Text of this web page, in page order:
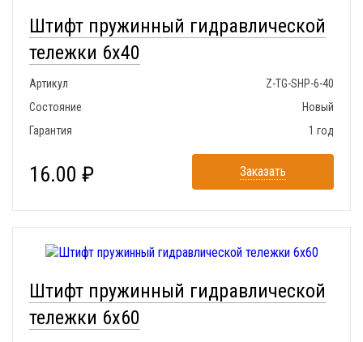
Штифт пружинный гидравлической
тележки 6x40
Артикул
Z-TG-SHP-6-40
Состояние
Новый
Гарантия
1 год
16.00 ₽ Заказать
Штифт пружинный гидравлической
тележки 6x60